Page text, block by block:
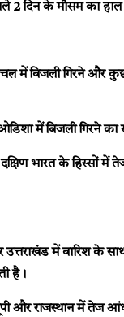
2 दिन के मौसम का हाल
में बिजली गिरने और कुछ
में बिजली गिरने का
भारत के हिस्सों में
में बारिश के
है।
और राजस्थान में तेज